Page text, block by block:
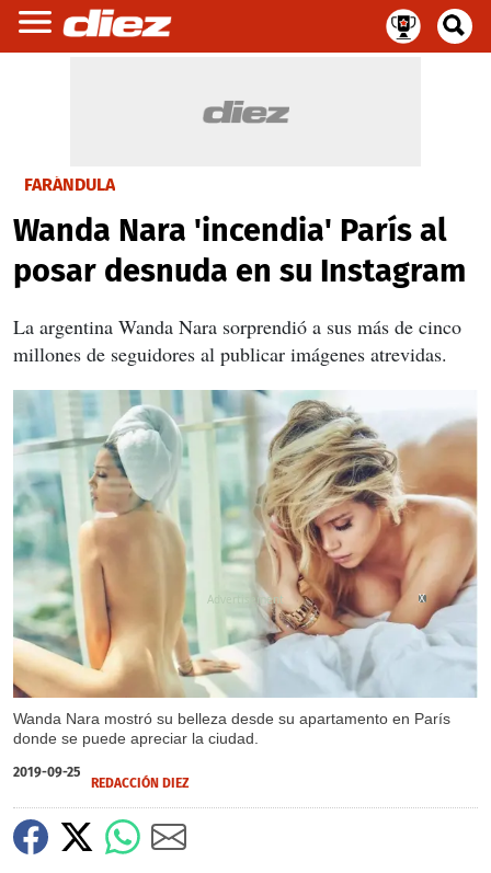
FARÁNDULA
Wanda Nara 'incendia' París al
posar desnuda en su Instagram
La argentina Wanda Nara sorprendió a sus más de cinco
millones de seguidores al publicar imágenes atrevidas.
Wanda Nara mostró su belleza desde su apartamento en París
donde se puede apreciar la ciudad.
X
2019-09-25
REDACCIÓN DIEZ